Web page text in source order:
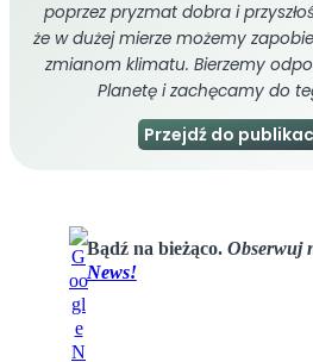
poprzez pryzmat dobra i
że w dużej mierze możemy
zmianom klimatu. Bierzemy
Planetę i zachęcamy do
Przejdź do
Bądź na bieżąco. Obserwuj
News!